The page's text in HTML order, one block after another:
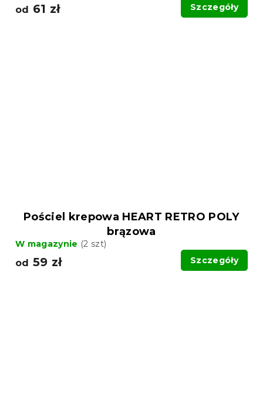
od 61 zł Szczegóły
Pościel krepowa HEART RETRO POLY
brązowa
W magazynie (2 szt)
od 59 zł Szczegóły